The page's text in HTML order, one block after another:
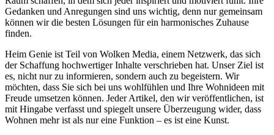
Gedanken und Anregungen sind uns wichtig, denn nur gemeinsam
können wir die besten Lösungen für ein harmonisches Zuhause
finden.
Heim Genie ist Teil von Wolken Media, einem Netzwerk, das sich
der Schaffung hochwertiger Inhalte verschrieben hat. Unser Ziel ist
es, nicht nur zu informieren, sondern auch zu begeistern. Wir
möchten, dass Sie sich bei uns wohlfühlen und Ihre Wohnideen mit
Freude umsetzen können. Jeder Artikel, den wir veröffentlichen, ist
mit Hingabe verfasst und spiegelt unsere Überzeugung wider, dass
Wohnen mehr ist als nur eine Funktion – es ist eine Kunst.